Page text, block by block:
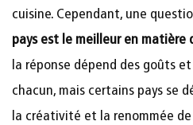
cuisine. Cependant, une
pays est le meilleur en matière
la réponse dépend des goûts
chacun, mais certains pays se
la créativité et la renommée de